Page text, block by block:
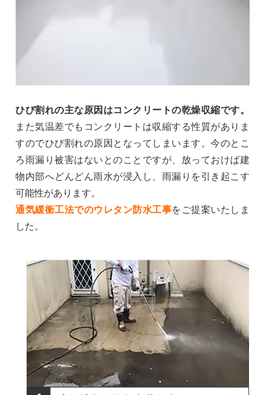
ひび割れの主な原因はコンクリートの乾燥収縮です。
また気温差でもコンクリートは収縮する性質がありま
すのでひび割れの原因となってしまいます。今のとこ
ろ雨漏り被害はないとのことですが、放っておけば建
物内部へどんどん雨水が浸入し、雨漏りを引き起こす
可能性があります。
通気緩衝工法でのウレタン防水工事をご提案いたしま
した。